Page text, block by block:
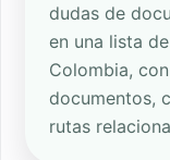
dudas de
en una lista
Colombia,
documentos,
rutas